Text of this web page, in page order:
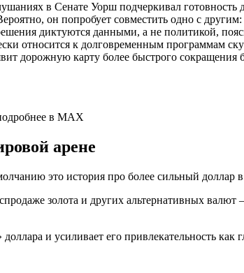
в Сенате Уорш подчеркивал
он попробует совместить одно с
диктуются данными, а не политикой,
относится к долговременным программам
дорожную карту более быстрого
в MAX
арене
это история про более сильный
золота и других альтернативных
и усиливает его привлекательность как